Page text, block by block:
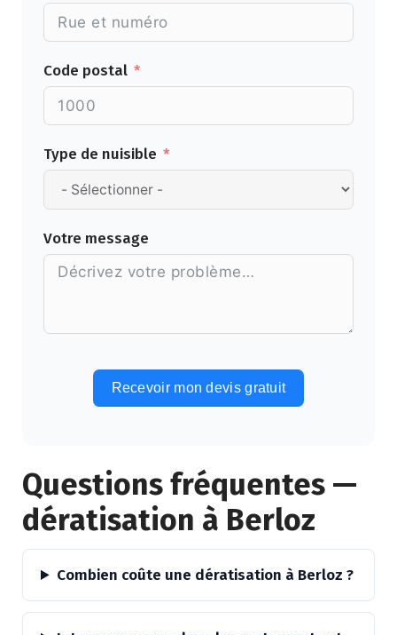
Code postal
Type de nuisible
Votre message
Recevoir mon devis gratuit
Questions fréquentes —
dératisation à Berloz
Combien coûte une dératisation à Berloz ?